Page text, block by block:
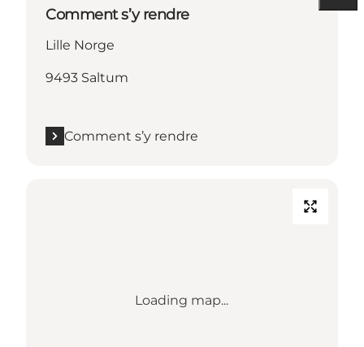
Comment s’y rendre
Lille Norge
9493 Saltum
Comment s’y rendre
Loading map...